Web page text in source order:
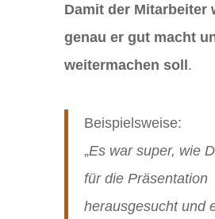
Damit der Mitarbeiter
genau er gut macht
weitermachen soll .
Beispielsweise:
„Es war super, wie
für die Präsentation
herausgesucht und